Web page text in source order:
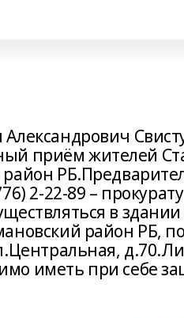
приём жителей
2-22-89 –
в
район РБ,
иметь при себе